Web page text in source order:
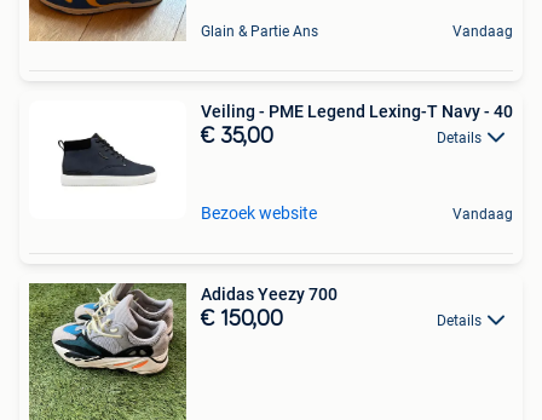
Glain & Partie Ans Vandaag
Veiling - PME Legend Lexing-T Navy - 40
€ 35,00 Details
Bezoek website Vandaag
Adidas Yeezy 700
€ 150,00 Details